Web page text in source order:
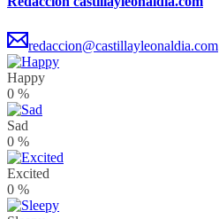
redaccion@castillayleonaldia.com
Happy
0 %
Sad
0 %
Excited
0 %